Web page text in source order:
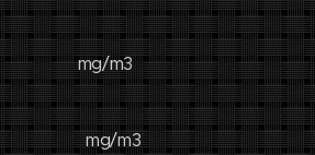
mg/m3
mg/m3